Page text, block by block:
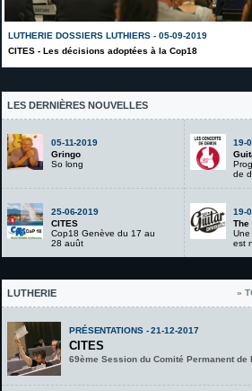
LUTHERIE DOSSIERS LUTHIERS - 05-09-2019
CITES - Les décisions adoptées à la Cop18
LES DERNIÈRES NOUVELLES
05-11-2019
Gringo
So long
25-06-2019
CITES
Cop18 Genève du 17 au
28 auût
19-
de
19-
est
LUTHERIE »
PRÉSENTATIONS - 21-12-2017
CITES
69ème Session du Comité Permanent de